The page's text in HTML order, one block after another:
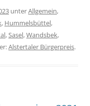
unterAllgemein,
, Hummelsbüttel,
,Sasel,Wandsbek,
Alstertaler Bürgerpreis.